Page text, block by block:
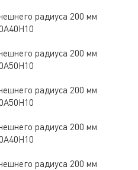
радиуса 200 мм
радиуса 200 мм
радиуса 200 мм
радиуса 200 мм
радиуса 200 мм